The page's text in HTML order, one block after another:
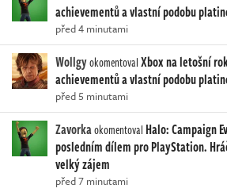
achievementů a vlastní podobu
před 4 minutami
WollgyokomentovalXbox na letošní
achievementů a vlastní podobu
před 5 minutami
Zavorkaokomentoval Halo: Campaign
posledním dílem pro PlayStation.
velký zájem
před 7 minutami